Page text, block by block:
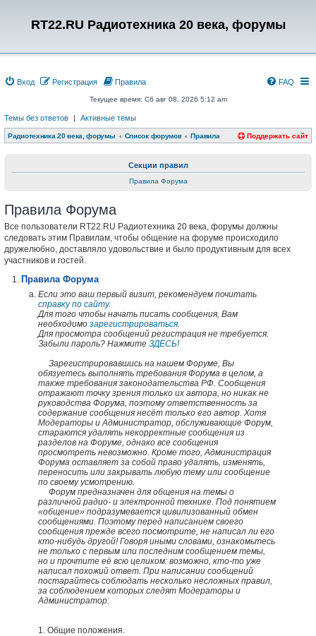
RT22.RU Радиотехника 20 века, форумы
Вход Регистрация FAQ
Правила
Текущее время: Сб авг 08, 2026 5:12 am
Темы без ответов | Активные темы
Радиотехника 20 века, форумы Список форумов Правила Поддержать сайт
Секции правил
Правила Форума
Правила Форума
Все пользователи RT22.RU Радиотехника 20 века, форумы должны
следовать этим Правилам, чтобы общение на форуме происходило
дружелюбно, доставляло удовольствие и было продуктивным для всех
участников и гостей.
Правила Форума
Если это ваш первый визит, рекомендуем почитать
справку по сайту.
Для того чтобы начать писать сообщения, Вам
необходимо зарегистрироваться.
Для просмотра сообщений регистрация не требуется.
Забыли пароль? Нажмите ЗДЕСЬ!
Зарегистрировавшись на нашем Форуме, Вы
обязуетесь выполнять требования Форума в целом, а
также требования законодательства РФ. Сообщения
отражают точку зрения только их автора, но никак не
руководства Форума, поэтому ответственность за
содержание сообщения несёт только его автор. Хотя
Модераторы и Администратор, обслуживающие Форум,
стараются удалять некорректные сообщения из
разделов на Форуме, однако все сообщения
просмотреть невозможно. Кроме того, Администрация
Форума оставляет за собой право удалять, изменять,
переносить или закрывать любую тему или сообщение
по своему усмотрению.
Форум предназначен для общения на темы о
различной радио- и электронной технике. Под понятием
«общение» подразумевается цивилизованный обмен
сообщениями. Поэтому перед написанием своего
сообщения прежде всего посмотрите, не написал ли его
кто-нибудь другой! Говоря иными словами, ознакомьтесь
не только с первым или последним сообщением темы,
но и прочтите её всю целиком: возможно, кто-то уже
написал похожий ответ. При написании сообщений
постарайтесь соблюдать несколько несложных правил,
за соблюдением которых следят Модераторы и
Администратор:
1. Общие положения.